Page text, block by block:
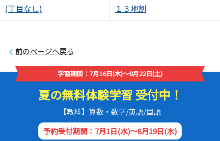
(丁目なし) １３地割
前のページへ戻る
学習期間：7月16日(木)～8月22日(土)
夏の無料体験学習 受付中！
【教科】算数・数学/英語/国語
予約受付期間：7月1日(水)～8月19日(水)